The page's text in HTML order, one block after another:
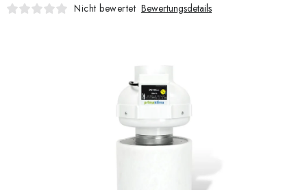
Kaufberatung AGB
Nicht bewertet Bewertungsdetails